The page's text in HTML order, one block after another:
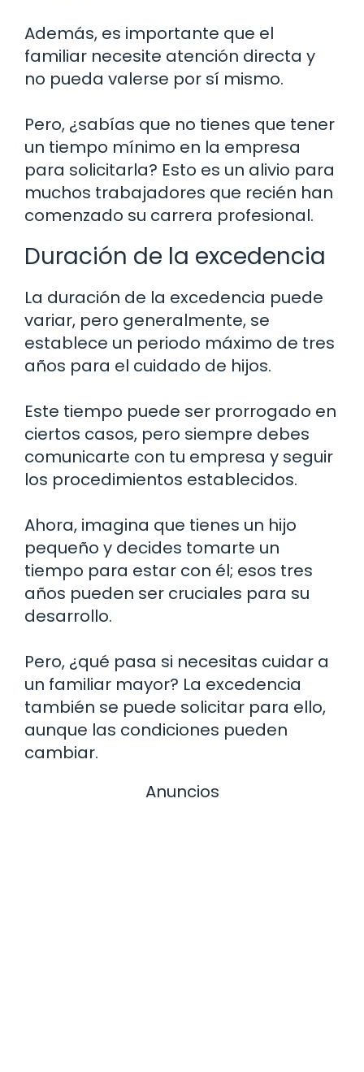
Además, es importante que el
familiar necesite atención directa y
no pueda valerse por sí mismo.
Pero, ¿sabías que no tienes que tener
un tiempo mínimo en la empresa
para solicitarla? Esto es un alivio para
muchos trabajadores que recién han
comenzado su carrera profesional.
Duración de la excedencia
La duración de la excedencia puede
variar, pero generalmente, se
establece un periodo máximo de tres
años para el cuidado de hijos.
Este tiempo puede ser prorrogado en
ciertos casos, pero siempre debes
comunicarte con tu empresa y seguir
los procedimientos establecidos.
Ahora, imagina que tienes un hijo
pequeño y decides tomarte un
tiempo para estar con él; esos tres
años pueden ser cruciales para su
desarrollo.
Pero, ¿qué pasa si necesitas cuidar a
un familiar mayor? La excedencia
también se puede solicitar para ello,
aunque las condiciones pueden
cambiar.
Anuncios